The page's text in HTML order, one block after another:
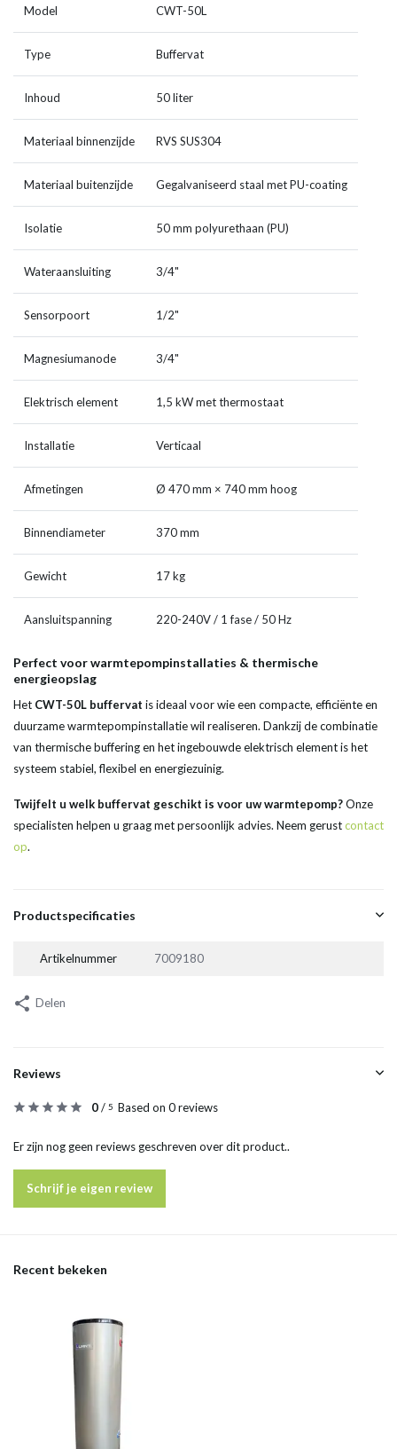
Model CWT-50L
Type Buffervat
Inhoud 50 liter
Materiaal binnenzijde RVS SUS304
Materiaal buitenzijde Gegalvaniseerd staal met PU-coating
Isolatie 50 mm polyurethaan (PU)
Wateraansluiting 3/4"
Sensorpoort 1/2"
Magnesiumanode 3/4"
Elektrisch element 1,5 kW met thermostaat
Installatie Verticaal
Afmetingen Ø 470 mm × 740 mm hoog
Binnendiameter 370 mm
Gewicht 17 kg
Aansluitspanning 220-240V / 1 fase / 50 Hz
Perfect voor warmtepompinstallaties & thermische
energieopslag
Het CWT-50L buffervat is ideaal voor wie een compacte, efficiënte en
duurzame warmtepompinstallatie wil realiseren. Dankzij de combinatie
van thermische buffering en het ingebouwde elektrisch element is het
systeem stabiel, flexibel en energiezuinig.
Twijfelt u welk buffervat geschikt is voor uw warmtepomp?Onze
specialisten helpen u graag met persoonlijk advies. Neem gerustcontact
op.
Productspecificaties
Artikelnummer 7009180
Delen
Reviews
0/ 5 Based on 0 reviews
Er zijn nog geen reviews geschreven over dit product..
Schrijf je eigen review
Recent bekeken